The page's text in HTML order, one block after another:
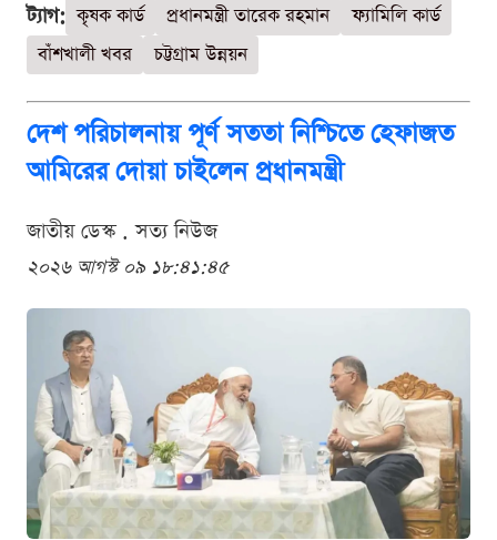
ট্যাগ: কৃষক কার্ড প্রধানমন্ত্রী তারেক রহমান
ফ্যামিলি কার্ড
বাঁশখালী খবর
চট্টগ্রাম উন্নয়ন
দেশ পরিচালনায় পূর্ণ সততা নিশ্চিতে হেফাজত
আমিরের দোয়া চাইলেন প্রধানমন্ত্রী
জাতীয় ডেস্ক . সত্য নিউজ
২০২৬ আগস্ট ০৯ ১৮:৪১:৪৫